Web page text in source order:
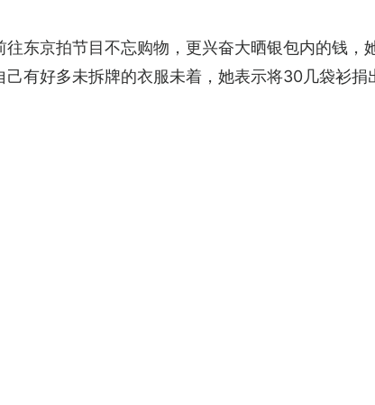
东京拍节目不忘购物，更兴奋大晒银包内的钱，
己有好多未拆牌的衣服未着，她表示将30几袋衫